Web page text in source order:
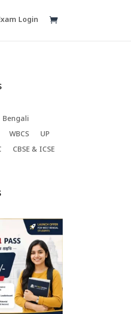
Login
Bengali
WBCS
UP
CBSE & ICSE